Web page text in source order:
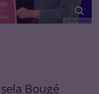
© kfd Aachen
Bougé